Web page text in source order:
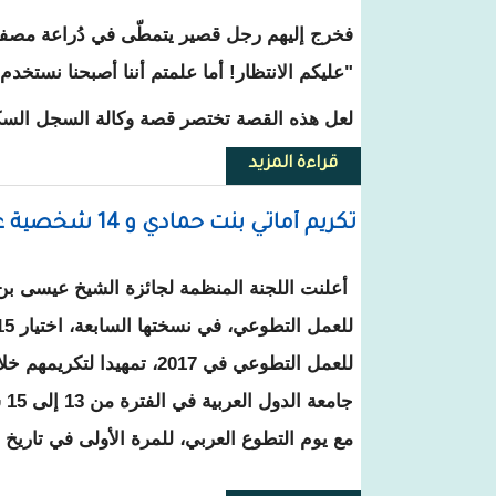
فخرج إليهم رجل قصير يتمطّى في دُراعة
"عليكم الانتظار! أما علمتم أننا أصبحنا
لعل هذه القصة تختصر قصة وكالة السجل
قراءة المزيدحول الجواز المليوني.. وصناعة
تكريم أماتي بنت حمادي و 14 شخصية عربية بجائزة رواد العمل التطوعي 2017
أعلنت اللجنة المنظمة لجائزة الشيخ عيسى
للعمل التطوعي في 2017،
مع يوم التطوع العربي، للمرة الأولى في تاريخ